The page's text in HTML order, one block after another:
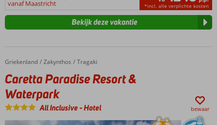
vanaf Maastricht
*incl. alle verplichte kosten
Bekijk deze vakantie
Home
Griekenland Zakynthos Tragaki
Caretta Paradise Resort & Waterpark
Caretta Paradise Resort &
Waterpark
All Inclusive-Hotel bewaar